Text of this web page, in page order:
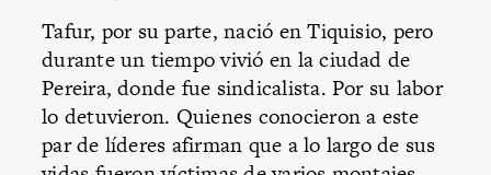
Tafur, por su parte, nació en Tiquisio, pero
durante un tiempo vivió en la ciudad de
Pereira, donde fue sindicalista. Por su labor
lo detuvieron. Quienes conocieron a este
par de líderes afirman que a lo largo de sus